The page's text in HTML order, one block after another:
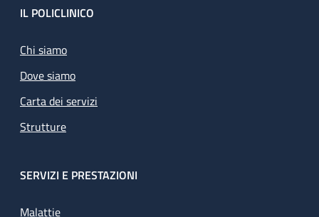
Footer
IL POLICLINICO
Chi siamo
Dove siamo
Carta dei servizi
Strutture
SERVIZI E PRESTAZIONI
Malattie